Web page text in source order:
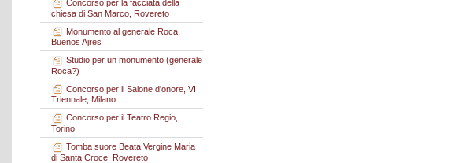
Concorso per la facciata della
chiesa di San Marco, Rovereto
Monumento al generale Roca,
Buenos Ajres
Studio per un monumento (generale
Roca?)
Concorso per il Salone d'onore, VI
Triennale, Milano
Concorso per il Teatro Regio,
Torino
Tomba suore Beata Vergine Maria
di Santa Croce, Rovereto